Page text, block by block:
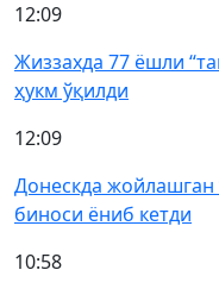
12:09
Жиззахда 77 ёшли
ҳукм ўқилди
12:09
Донескда жойлашган
биноси ёниб кетди
10:58